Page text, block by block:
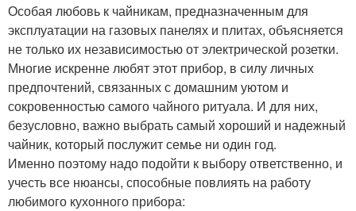
Особая любовь к чайникам, предназначенным для
эксплуатации на газовых панелях и плитах, объясняется
не только их независимостью от электрической розетки.
Многие искренне любят этот прибор, в силу личных
предпочтений, связанных с домашним уютом и
сокровенностью самого чайного ритуала. И для них,
безусловно, важно выбрать самый хороший и надежный
чайник, который послужит семье ни один год.
Именно поэтому надо подойти к выбору ответственно, и
учесть все нюансы, способные повлиять на работу
любимого кухонного прибора: